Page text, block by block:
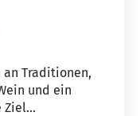
an Traditionen,
und ein
Ziel...